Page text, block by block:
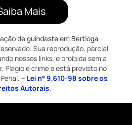
Mais
de guindaste em Bertioga -
Sua reprodução, parcial
nossos links, é proibida sem a
Plágio é crime e está previsto no
– Lei n° 9.610-98 sobre os
Autorais.